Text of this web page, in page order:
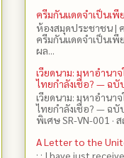
ครีมกันแดดจำเป็นเพี
ห้องสมุดประชาชน |
ครีมกันแดดจำเป็นเพีย
ผล...
เวียดนาม: มหาอำนา
ไทยกำลังเชื่อ? — ฉบั
เวียดนาม: มหาอำนา
ไทยกำลังเชื่อ? — ฉบั
พิเศษ SR-VN-001 ·
A Letter to the
: : I have just